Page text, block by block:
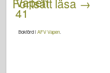
Fortsätt läsa →
Bokförd iAFV Vapen